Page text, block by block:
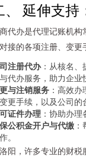
、 延伸支持
代办是代理记账机
接的各项注册、变更
注册代办：从核名、
代办服务，助力企业
与注销服务 ：高效
更手续，以及公司的
证件办理 ：协助办
公积金开户与代缴
。
阳，许多专业的财税